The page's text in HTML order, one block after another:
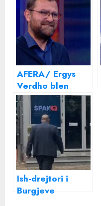
AFERA/ Ergys
Verdho blen
energji kur
përmbytemi dhe
shet në kohë të
thatë
Ish-drejtori i
Burgjeve